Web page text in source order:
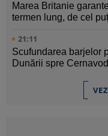
Marea Britanie
termen lung, de cel
21:11
Scufundarea barjelor
Dunării spre